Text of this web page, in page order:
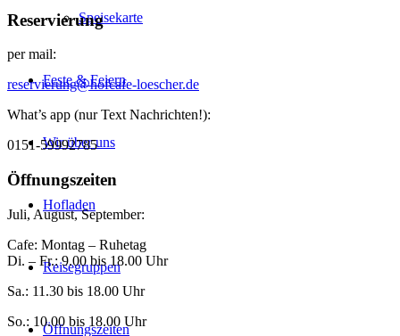
Speisekarte
Feste & Feiern
Wir über uns
Hofladen
Reisegruppen
Öffnungszeiten
Reservierung
per mail:
reservierung@hofcafe-loescher.de
What’s app (nur Text Nachrichten!):
0151-59992785
Öffnungszeiten
Juli, August, September:
Cafe: Montag – Ruhetag
Di. – Fr.: 9.00 bis 18.00 Uhr
Sa.: 11.30 bis 18.00 Uhr
So.: 10.00 bis 18.00 Uhr